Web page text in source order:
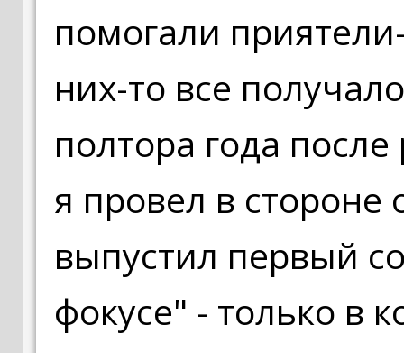
помогали
них-то все
полтора года
я провел в стороне
выпустил первый
фокусе" - только в